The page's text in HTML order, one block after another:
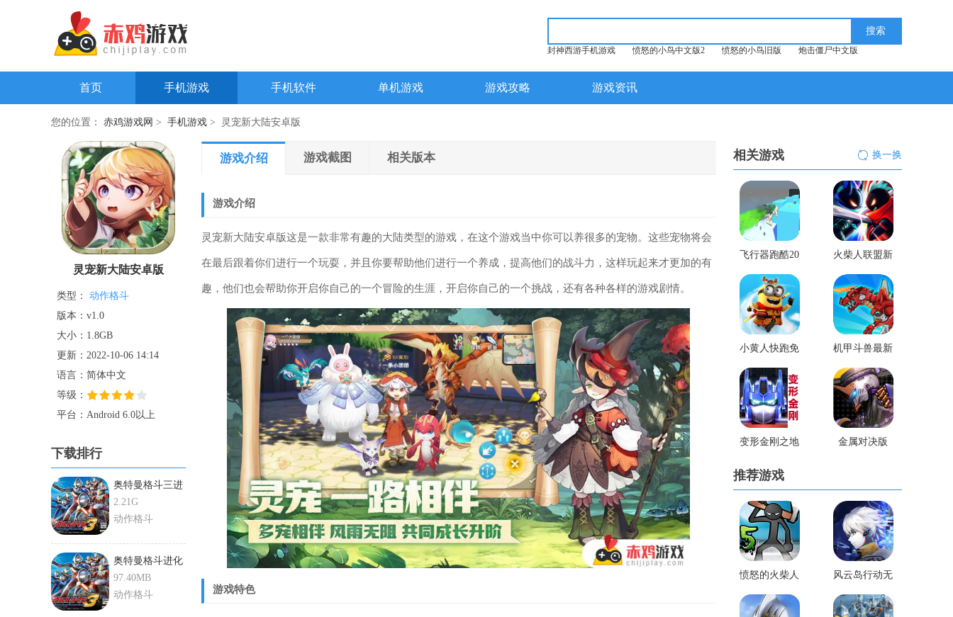
封神西游手机游戏 愤怒的小鸟中文版2 愤怒的小鸟旧版 炮击僵尸中文版
首页 手机游戏 手机软件 单机游戏 游戏攻略 游戏资讯
您的位置： 赤鸡游戏网 > 手机游戏 > 灵宠新大陆安卓版
灵宠新大陆安卓版
类型： 动作格斗
版本：v1.0
大小：1.8GB
更新：2022-10-06 14:14
语言：简体中文
等级：
平台：Android 6.0以上
下载排行
奥特曼格斗三进
化0
2.21G
动作格斗
奥特曼格斗进化
3手机版
97.40MB
动作格斗
游戏介绍 游戏截图 相关版本
游戏介绍
灵宠新大陆安卓版这是一款非常有趣的大陆类型的游戏，在这个游戏当中你可以养很多的宠物。这些宠物将会
在最后跟着你们进行一个玩耍，并且你要帮助他们进行一个养成，提高他们的战斗力，这样玩起来才更加的有
趣，他们也会帮助你开启你自己的一个冒险的生涯，开启你自己的一个挑战，还有各种各样的游戏剧情。
游戏特色
相关游戏 换一换
飞行器跑酷20
21
火柴人联盟新
年版
小黄人快跑免
费版跑酷游戏
机甲斗兽最新
版破解版
变形金刚之地
球大战
金属对决版
推荐游戏
愤怒的火柴人
五无敌版
风云岛行动无
限金币版